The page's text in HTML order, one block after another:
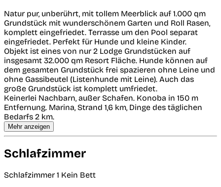
Natur pur, unberührt, mit tollem Meerblick auf 1.000 qm
Grundstück mit wunderschönem Garten und Roll Rasen,
komplett eingefriedet. Terrasse um den Pool separat
eingefriedet. Perfekt für Hunde und kleine Kinder.
Objekt ist eines von nur 2 Lodge Grundstücken auf
insgesamt 32.000 qm Resort Fläche. Hunde können auf
dem gesamten Grundstück frei spazieren ohne Leine und
ohne Gassibeutel (Listenhunde mit Leine). Auch das
große Grundstück ist komplett umfriedet.
Keinerlei Nachbarn, außer Schafen. Konoba in 150 m
Entfernung. Marina, Strand 1,6 km, Dinge des täglichen
Bedarfs 2 km.
Mehr anzeigen
Schlafzimmer
Schlafzimmer 1 Kein Bett